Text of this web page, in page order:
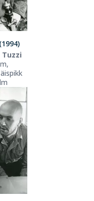
Tuzzi